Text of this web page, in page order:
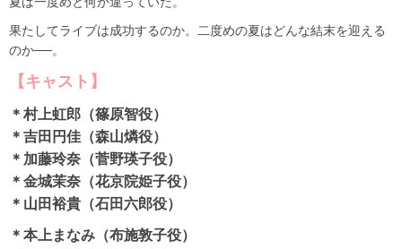
果たしてライブは成功するのか。二度めの夏はどんな結末を迎える
のか──。
【キャスト】
＊村上虹郎（篠原智役）
＊吉田円佳（森山燐役）
＊加藤玲奈（菅野瑛子役）
＊金城茉奈（花京院姫子役）
＊山田裕貴（石田六郎役）
＊本上まなみ（布施敦子役）